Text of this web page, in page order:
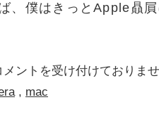
、僕はきっとApple贔
メントを受け付けておりま
, mac